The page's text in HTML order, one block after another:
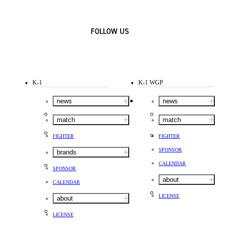
FOLLOW US
K-1
news
match
FIGHTER
brands
SPONSOR
CALENDAR
about
LICENSE
K-1 WGP
news
match
FIGHTER
SPONSOR
CALENDAR
about
LICENSE